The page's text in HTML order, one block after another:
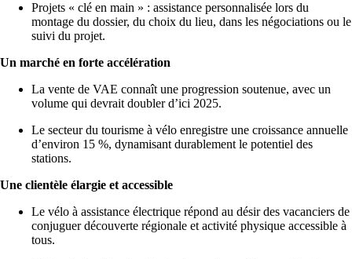
Projets « clé en main » : assistance personnalisée lors du
montage du dossier, du choix du lieu, dans les négociations ou le
suivi du projet.
Un marché en forte accélération
La vente de VAE connaît une progression soutenue, avec un
volume qui devrait doubler d’ici 2025.
Le secteur du tourisme à vélo enregistre une croissance annuelle
d’environ 15 %, dynamisant durablement le potentiel des
stations.
Une clientèle élargie et accessible
Le vélo à assistance électrique répond au désir des vacanciers de
conjuguer découverte régionale et activité physique accessible à
tous.